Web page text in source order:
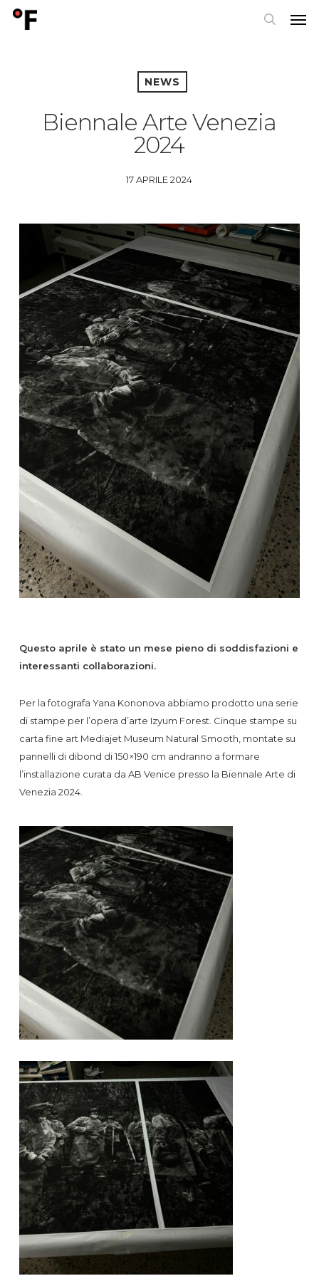
Skip
NEWS
Biennale Arte Venezia
2024
17 APRILE 2024
Questo aprile è stato un mese pieno di soddisfazioni e
interessanti collaborazioni.
Per la fotografa Yana Kononova abbiamo prodotto una serie
di stampe per l’opera d’arte Izyum Forest. Cinque stampe su
carta fine art Mediajet Museum Natural Smooth, montate su
pannelli di dibond di 150×190 cm andranno a formare
l’installazione curata da AB Venice presso la Biennale Arte di
Venezia 2024.